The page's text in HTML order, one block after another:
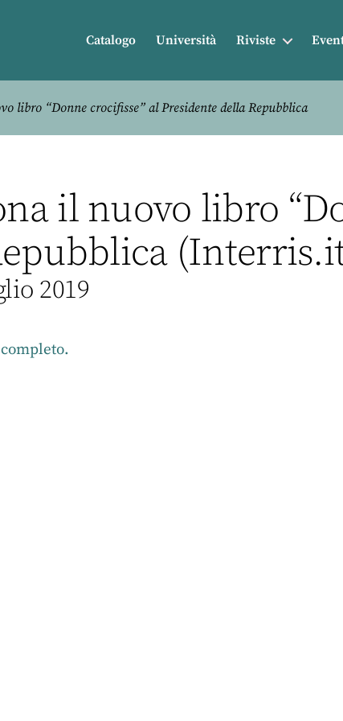
Catalogo Università Riviste
libro “Donne crocifisse” al Presidente della Repubblica
il nuovo libro
2019